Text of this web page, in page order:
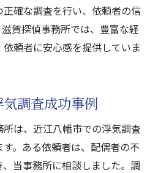
確な調査を行い、依頼者の信
賀探偵事務所では、豊富な経
頼者に安心感を提供していま
調査成功事例
は、近江八幡市での浮気調査
。ある依頼者は、配偶者の不
当事務所に相談しました。調